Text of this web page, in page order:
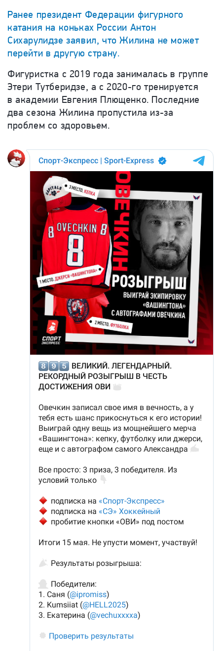
Ранее президент Федерации фигурного
катания на коньках России Антон
Сихарулидзе заявил, что Жилина не может
перейти в другую страну.
Фигуристка с 2019 года занималась в группе
Этери Тутберидзе, а с 2020-го тренируется
в академии Евгения Плющенко. Последние
два сезона Жилина пропустила из-за
проблем со здоровьем.